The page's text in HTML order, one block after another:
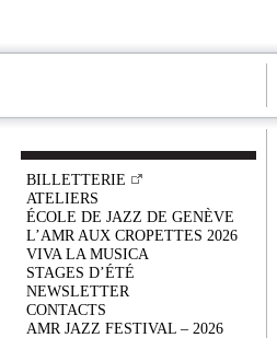
BILLETTERIE
ATELIERS
ÉCOLE DE JAZZ DE GENÈVE
L’AMR AUX CROPETTES 2026
VIVA LA MUSICA
STAGES D’ÉTÉ
NEWSLETTER
CONTACTS
AMR JAZZ FESTIVAL – 2026